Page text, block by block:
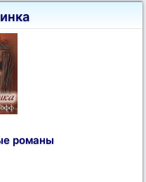
романы